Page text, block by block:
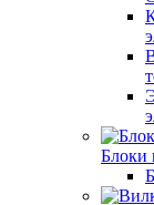
Блоки